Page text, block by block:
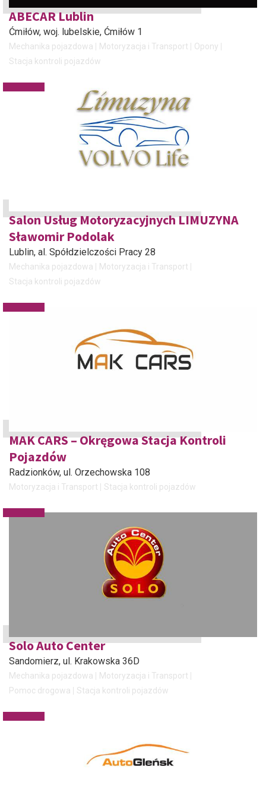
ABECAR Lublin
Ćmiłów, woj. lubelskie, Ćmiłów 1
Mechanika pojazdowa Motoryzacja i Transport
Opony
Stacja kontroli pojazdów
Salon Usług Motoryzacyjnych LIMUZYNA
Sławomir Podolak
Lublin, al. Spółdzielczości Pracy 28
Mechanika pojazdowa
Motoryzacja i Transport
Stacja kontroli pojazdów
MAK CARS – Okręgowa Stacja Kontroli
Pojazdów
Radzionków, ul. Orzechowska 108
Motoryzacja i Transport Stacja kontroli pojazdów
Solo Auto Center
Sandomierz, ul. Krakowska 36D
Mechanika pojazdowa
Motoryzacja i Transport
Pomoc drogowa
Stacja kontroli pojazdów